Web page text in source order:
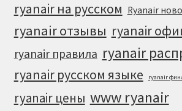
ryanair на русском Ryanair
ryanair отзывы ryanair
ryanair правила ryanair
ryanair русском языке ryanair
ryanair цены www ryanair